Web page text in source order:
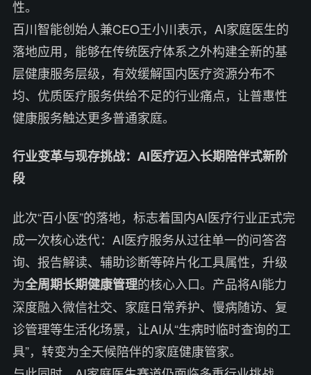
性。
百川智能创始人兼CEO王小川表示，AI家庭医生的
落地应用，能够在传统医疗体系之外构建全新的基
层健康服务层级，有效缓解国内医疗资源分布不
均、优质医疗服务供给不足的行业痛点，让普惠性
健康服务触达更多普通家庭。
行业变革与现存挑战：AI医疗迈入长期陪伴式新阶
段
此次“百小医”的落地，标志着国内AI医疗行业正式完
成一次核心迭代：AI医疗服务从过往单一的问答咨
询、报告解读、辅助诊断等碎片化工具属性，升级
为全周期长期健康管理的核心入口。产品将AI能力
深度融入微信社交、家庭日常养护、慢病随访、复
诊管理等生活化场景，让AI从“生病时临时查询的工
具”，转变为全天候陪伴的家庭健康管家。